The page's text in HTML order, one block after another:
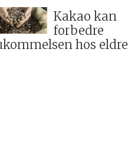
Kakao kan
forbedre
hos eldre